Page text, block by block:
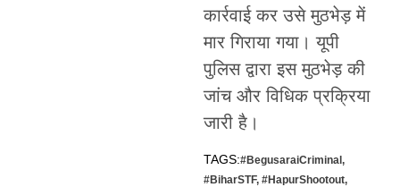
कार्रवाई कर उसे मुठभेड़ में
मार गिराया गया। यूपी
पुलिस द्वारा इस मुठभेड़ की
जांच और विधिक प्रक्रिया
जारी है।
TAGS:#BegusaraiCriminal,
#BiharSTF, #HapurShootout,